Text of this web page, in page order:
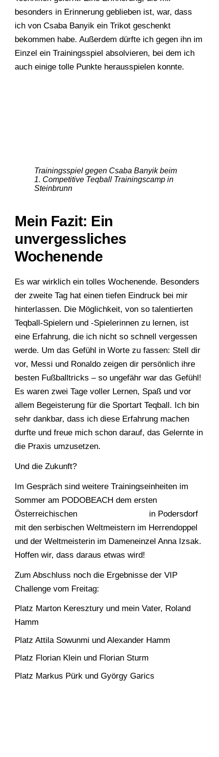
besonders in Erinnerung geblieben ist, war, dass
ich von Csaba Banyik ein Trikot geschenkt
bekommen habe. Außerdem dürfte ich gegen ihn im
Einzel ein Trainingsspiel absolvieren, bei dem ich
auch einige tolle Punkte herausspielen konnte.
Trainingsspiel gegen Csaba Banyik beim
1. Competitive Teqball Trainingscamp in
Steinbrunn
Mein Fazit: Ein
unvergessliches
Wochenende
Es war wirklich ein tolles Wochenende. Besonders
der zweite Tag hat einen tiefen Eindruck bei mir
hinterlassen. Die Möglichkeit, von so talentierten
Teqball-Spielern und -Spielerinnen zu lernen, ist
eine Erfahrung, die ich nicht so schnell vergessen
werde. Um das Gefühl in Worte zu fassen: Stell dir
vor, Messi und Ronaldo zeigen dir persönlich ihre
besten Fußballtricks – so ungefähr war das Gefühl!
Es waren zwei Tage voller Lernen, Spaß und vor
allem Begeisterung für die Sportart Teqball. Ich bin
sehr dankbar, dass ich diese Erfahrung machen
durfte und freue mich schon darauf, das Gelernte in
die Praxis umzusetzen.
Und die Zukunft?
Im Gespräch sind weitere Trainingseinheiten im
Sommer am PODOBEACH dem ersten
Österreichischen
in Podersdorf
mit den serbischen Weltmeistern im Herrendoppel
und der Weltmeisterin im Dameneinzel Anna Izsak.
Hoffen wir, dass daraus etwas wird!
Zum Abschluss noch die Ergebnisse der VIP
Challenge vom Freitag:
Platz Marton Keresztury und mein Vater, Roland
Hamm
Platz Attila Sowunmi und Alexander Hamm
Platz Florian Klein und Florian Sturm
Platz Markus Pürk und György Garics